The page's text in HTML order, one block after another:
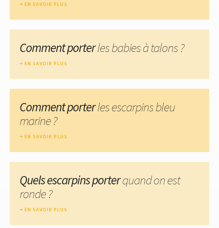
EN SAVOIR PLUS
Comment porterles babies à talons ?
EN SAVOIR PLUS
Comment porterles escarpins bleu
marine ?
EN SAVOIR PLUS
Quels escarpins porterquand on est
ronde ?
EN SAVOIR PLUS